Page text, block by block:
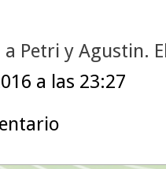
Petri y Agustin.
a las 23:27